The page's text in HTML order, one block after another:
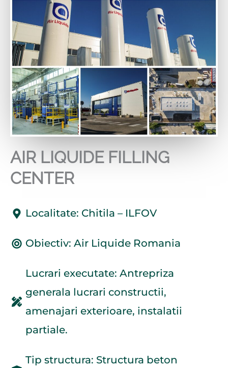
AIR LIQUIDE FILLING
CENTER
Localitate: Chitila – ILFOV
Obiectiv: Air Liquide Romania
Lucrari executate: Antrepriza
generala lucrari constructii,
amenajari exterioare, instalatii
partiale.
Tip structura: Structura beton